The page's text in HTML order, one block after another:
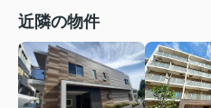
近隣の物件